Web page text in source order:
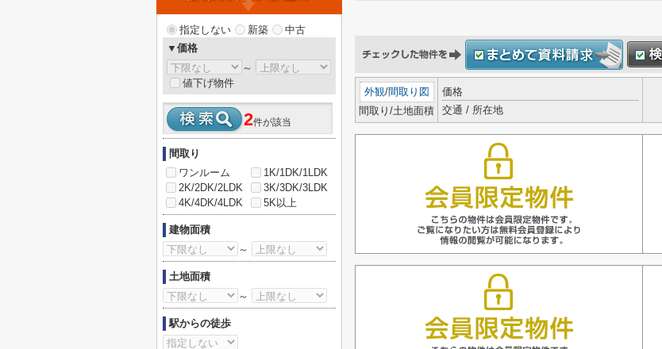
外観/間取り図
間取り/土地面積
価格
交通 / 所在地
指定しない 新築
中古
▼価格
～
値下げ物件
2件が該当
間取り
ワンルーム
1K/1DK/1LDK
2K/2DK/2LDK
3K/3DK/3LDK
4K/4DK/4LDK
5K以上
建物面積
～
土地面積
～
駅からの徒歩